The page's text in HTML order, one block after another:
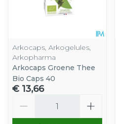
Arkocaps, Arkogelules,
Arkopharma
Arkocaps Groene Thee
Bio Caps 40
€ 13,66